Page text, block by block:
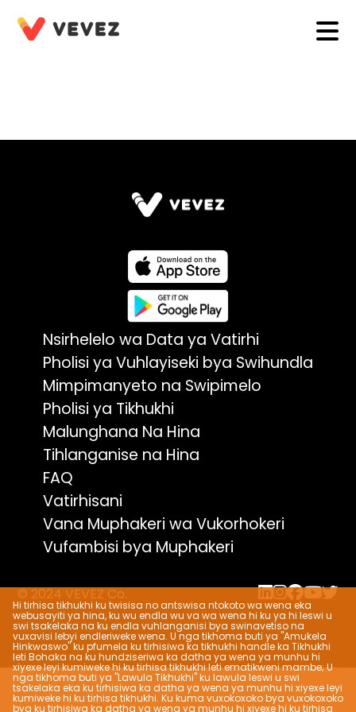
Hi tirhisa tikhukhi ku twisisa no antswisa ntokoto wa wena eka
webusayiti ya hina, ku wu endla wu va wa wena hi ku ya hi leswi u
swi tsakelaka na ku endla vuhlanganisi bya swinavetiso na
vuxavisi lebyi endleriweke wena. U nga tikhoma buti ya "Amukela
Hinkwaswo" ku pfumela ku tirhisiwa ka tikhukhi handle ka Tikhukhi
leti Bohaka na ku hundziseriwa ka datha ya wena ya munhu hi
xiyexe leyi kumiweke hi ku tirhisa tikhukhi leti ematikweni mambe; U
nga tikhoma buti ya "Lawula Tikhukhi" ku lawula leswi u swi
tsakelaka eka ku tirhisiwa ka datha ya wena ya munhu hi xiyexe leyi
kumiweke hi ku tirhisa tikhukhi. Ku kuma vuxokoxoko bya vuxokoxoko
bya ku tirhisiwa ka datha ya wena ya munhu hi xiyexe hi ku tirhisa
Nsirhelelo wa Data ya Vatirhi
Pholisi ya Vuhlayiseki bya Swihundla
Mimpimanyeto na Swipimelo
Pholisi ya Tikhukhi
Malunghana Na Hina
Tihlanganise na Hina
FAQ
Vatirhisani
Vana Muphakeri wa Vukorhokeri
Vufambisi bya Muphakeri
© 2024 VEVEZ Co.